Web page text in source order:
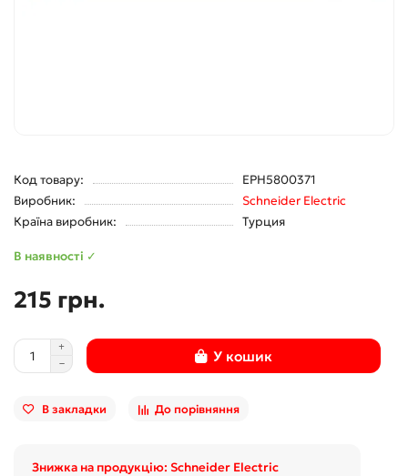
Код товару:
EPH5800371
Виробник:
Schneider Electric
Країна виробник:
Турция
В наявності ✓
215 грн.
У кошик
В закладки До порівняння
Знижка на продукцію: Schneider Electric